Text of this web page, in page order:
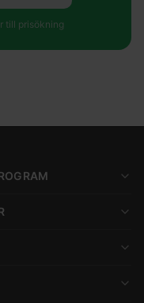
till prisökning